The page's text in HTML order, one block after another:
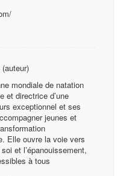
(auteur)
mondiale de natation
et directrice d’une
exceptionnel et ses
jeunes et
Elle ouvre la voie vers
et l’épanouissement,
à tous